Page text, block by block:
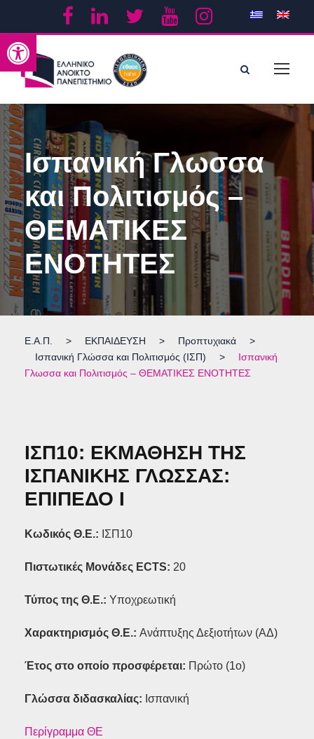
Ανοίξτε τη γραμμή εργαλείων
Ισπανική Γλωσσα
και Πολιτισμός –
ΘΕΜΑΤΙΚΕΣ
ΕΝΟΤΗΤΕΣ
Ε.Α.Π. > ΕΚΠΑΙΔΕΥΣΗ > Προπτυχιακά
>
Ισπανική Γλώσσα και Πολιτισμός (ΙΣΠ)
>
Ισπανική
Γλωσσα και Πολιτισμός – ΘΕΜΑΤΙΚΕΣ ΕΝΟΤΗΤΕΣ
ΙΣΠ10: ΕΚΜΑΘΗΣΗ ΤΗΣ
ΙΣΠΑΝΙΚΗΣ ΓΛΩΣΣΑΣ:
ΕΠΙΠΕΔΟ Ι
Κωδικός Θ.Ε.: ΙΣΠ10
Πιστωτικές Μονάδες ECTS: 20
Τύπος της Θ.Ε.: Υποχρεωτική
Χαρακτηρισμός Θ.Ε.: Ανάπτυξης Δεξιοτήτων (ΑΔ)
Έτος στο οποίο προσφέρεται: Πρώτο (1ο)
Γλώσσα διδασκαλίας: Ισπανική
Περίγραμμα ΘΕ